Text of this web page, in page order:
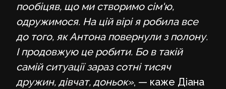
пообіцяв, що ми створимо сім'ю,
одружимося. На цій вірі я робила все
до того, як Антона повернули з полону.
І продовжую це робити. Бо в такій
самій ситуації зараз сотні тисяч
дружин, дівчат, доньок», — каже Діана